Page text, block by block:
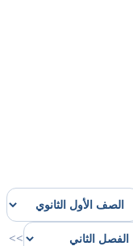
>>